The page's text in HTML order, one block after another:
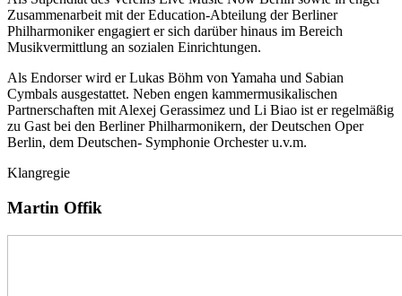
Zusammenarbeit mit der Education-Abteilung der Berliner
Philharmoniker engagiert er sich darüber hinaus im Bereich
Musikvermittlung an sozialen Einrichtungen.
Als Endorser wird er Lukas Böhm von Yamaha und Sabian
Cymbals ausgestattet. Neben engen kammermusikalischen
Partnerschaften mit Alexej Gerassimez und Li Biao ist er regelmäßig
zu Gast bei den Berliner Philharmonikern, der Deutschen Oper
Berlin, dem Deutschen- Symphonie Orchester u.v.m.
Klangregie
Martin Offik